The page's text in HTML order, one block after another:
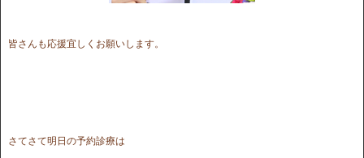
皆さんも応援宜しくお願いします。
さてさて明日の予約診療は